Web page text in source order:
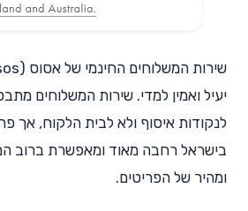
יעיל ואמין למדי. שירות המשלוחים
לנקודות איסוף ולא לבית הלקוח, אך
בישראל רחבה מאוד ומאפשרת ברוב
ומהיר של הפריטים.